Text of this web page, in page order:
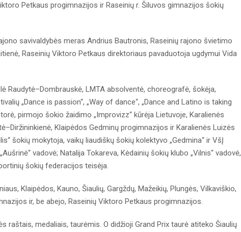
Petkaus progimnazijos ir Raseinių r. Šiluvos gimnazijos šokių
savivaldybės meras Andrius Bautronis, Raseinių rajono švietimo
Raseinių Viktoro Petkaus direktoriaus pavaduotoja ugdymui Vida
Raudytė–Dombrauskė, LMTA absolventė, choreografė, šokėja,
„Dance is passion“, „Way of dance“, „Dance and Latino is taking
pirmojo šokio žaidimo „Improvizz“ kūrėja Lietuvoje, Karalienės
Klaipėdos Gedminų progimnazijos ir Karalienės Luizės
šokių mokytoja, vaikų liaudiškų šokių kolektyvo „Gedmina“ ir VšĮ
vadovė; Natalija Tokareva, Kėdainių šokių klubo „Vilnis“ vadovė,
šokių federacijos teisėja.
Klaipėdos, Kauno, Šiaulių, Gargždų, Mažeikių, Plungės, Vilkaviškio,
ir, be abejo, Raseinių Viktoro Petkaus progimnazijos.
raštais, medaliais, taurėmis. O didžioji Grand Prix taurė atiteko Šiaulių